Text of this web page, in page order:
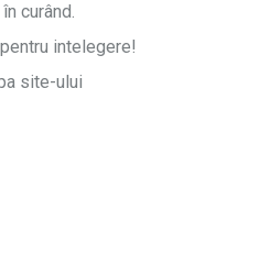
curând.
intelegere!
site-ului